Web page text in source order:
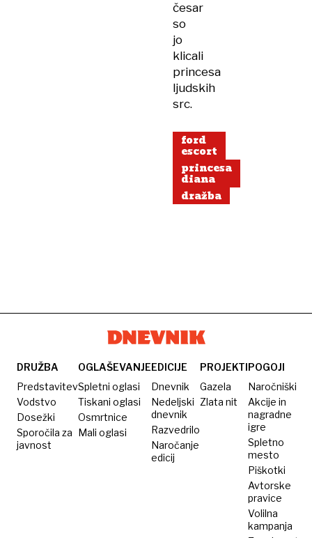
česar
so
jo
klicali
princesa
ljudskih
src.
ford
escort
princesa
diana
dražba
DRUŽBA
Predstavitev
Vodstvo
Dosežki
Sporočila za
javnost
OGLAŠEVANJE
Spletni oglasi
Tiskani oglasi
Osmrtnice
Mali oglasi
EDICIJE
Dnevnik
Nedeljski
dnevnik
Razvedrilo
Naročanje
edicij
PROJEKTI
Gazela
Zlata nit
POGOJI
Naročniški
Akcije in
nagradne
igre
Spletno
mesto
Piškotki
Avtorske
pravice
Volilna
kampanja